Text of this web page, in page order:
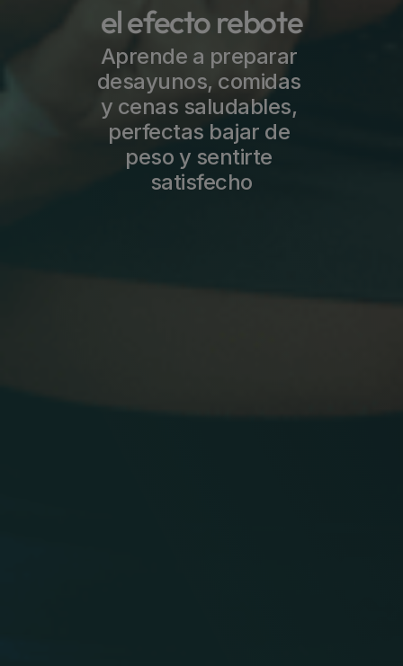
el efecto rebote
Aprende a preparar
desayunos, comidas
y cenas saludables,
perfectas bajar de
peso y sentirte
satisfecho